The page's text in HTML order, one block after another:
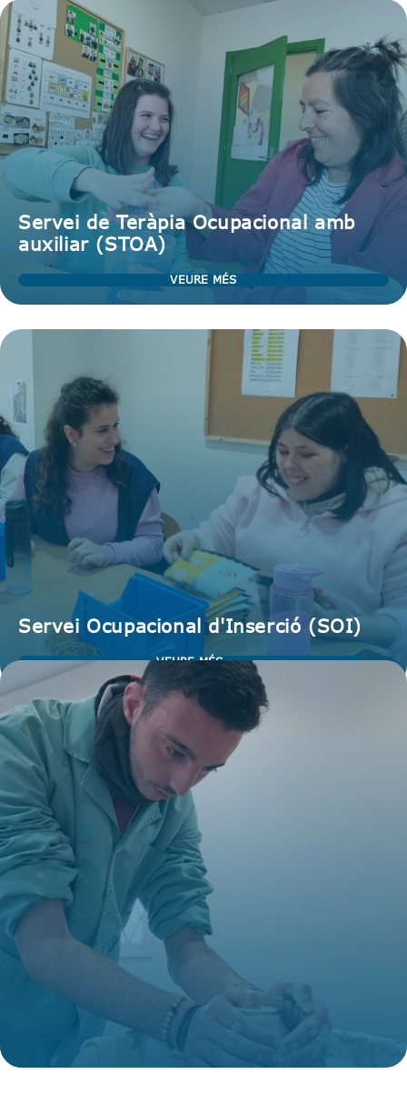
Servei de Teràpia Ocupacional amb
auxiliar (STOA)
VEURE MÉS
Servei Ocupacional d'Inserció (SOI)
VEURE MÉS